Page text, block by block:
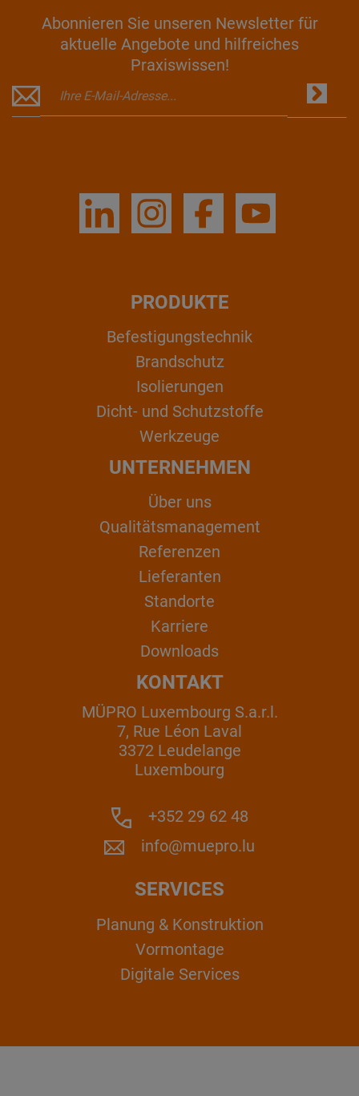
Abonnieren Sie unseren Newsletter für
aktuelle Angebote und hilfreiches
Praxiswissen!
PRODUKTE
Befestigungstechnik
Brandschutz
Isolierungen
Dicht- und Schutzstoffe
Werkzeuge
UNTERNEHMEN
Über uns
Qualitätsmanagement
Referenzen
Lieferanten
Standorte
Karriere
Downloads
KONTAKT
MÜPRO Luxembourg S.a.r.l.
7, Rue Léon Laval
3372 Leudelange
Luxembourg
+352 29 62 48
info@muepro.lu
SERVICES
Planung & Konstruktion
Vormontage
Digitale Services